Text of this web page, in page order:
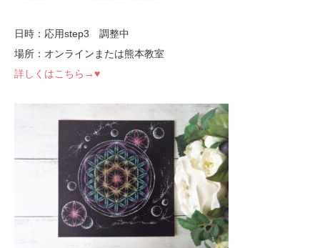
日時：応用step3 調整中
場所：オンラインまたは熊本教室
詳しくはこちら→♥